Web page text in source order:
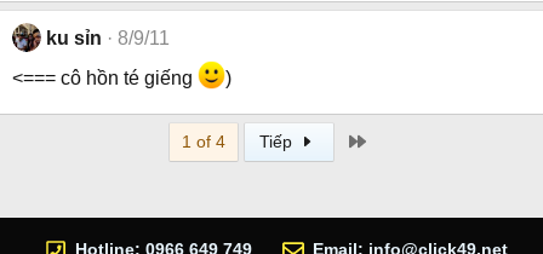
ku sỉn
8/9/11
<=== cô hồn té giếng
)
1 of 4 Tiếp
Hotline: 0966 649 749 Email: info@click49.net